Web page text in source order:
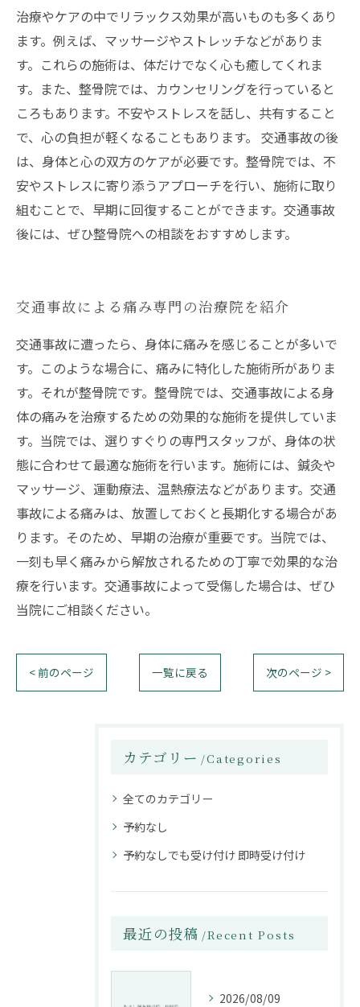
治療やケアの中でリラックス効果が高いものも多くあり
ます。例えば、マッサージやストレッチなどがありま
す。これらの施術は、体だけでなく心も癒してくれま
す。また、整骨院では、カウンセリングを行っていると
ころもあります。不安やストレスを話し、共有すること
で、心の負担が軽くなることもあります。 交通事故の後
は、身体と心の双方のケアが必要です。整骨院では、不
安やストレスに寄り添うアプローチを行い、施術に取り
組むことで、早期に回復することができます。交通事故
後には、ぜひ整骨院への相談をおすすめします。
交通事故による痛み専門の治療院を紹介
交通事故に遭ったら、身体に痛みを感じることが多いで
す。このような場合に、痛みに特化した施術所がありま
す。それが整骨院です。整骨院では、交通事故による身
体の痛みを治療するための効果的な施術を提供していま
す。当院では、選りすぐりの専門スタッフが、身体の状
態に合わせて最適な施術を行います。施術には、鍼灸や
マッサージ、運動療法、温熱療法などがあります。交通
事故による痛みは、放置しておくと長期化する場合があ
ります。そのため、早期の治療が重要です。当院では、
一刻も早く痛みから解放されるための丁寧で効果的な治
療を行います。交通事故によって受傷した場合は、ぜひ
当院にご相談ください。
< 前のページ 一覧に戻る 次のページ >
カテゴリー Categories
全てのカテゴリー
予約なし
予約なしでも受け付け 即時受け付け
最近の投稿 Recent Posts
2026/08/09